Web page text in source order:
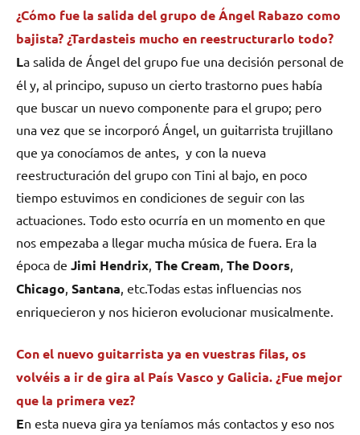
¿Cómo fue la salida del grupo de Ángel Rabazo como
bajista? ¿Tardasteis mucho en reestructurarlo todo?
La salida de Ángel del grupo fue una decisión personal de
él y, al principo, supuso un cierto trastorno pues había
que buscar un nuevo componente para el grupo; pero
una vez que se incorporó Ángel, un guitarrista trujillano
que ya conocíamos de antes, y con la nueva
reestructuración del grupo con Tini al bajo, en poco
tiempo estuvimos en condiciones de seguir con las
actuaciones. Todo esto ocurría en un momento en que
nos empezaba a llegar mucha música de fuera. Era la
época de Jimi Hendrix The Cream The Doors
Chicago Santana , etc.Todas estas influencias nos
enriquecieron y nos hicieron evolucionar musicalmente.
Con el nuevo guitarrista ya en vuestras filas, os
volvéis a ir de gira al País Vasco y Galicia. ¿Fue mejor
que la primera vez?
En esta nueva gira ya teníamos más contactos y eso nos